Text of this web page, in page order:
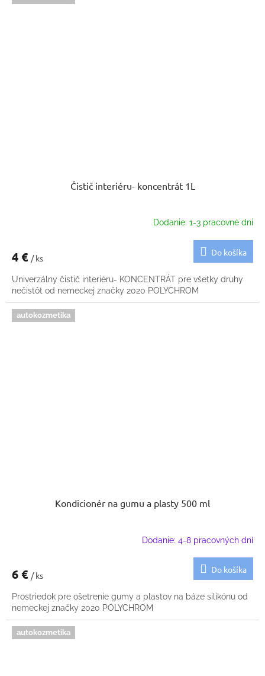
Čistič interiéru- koncentrát 1L
Dodanie: 1-3 pracovné dni
4 € / ks
Do košíka
Univerzálny čistič interiéru- KONCENTRÁT pre všetky druhy
nečistôt od nemeckej značky 2020 POLYCHROM
autokozmetika
Kondicionér na gumu a plasty 500 ml
Dodanie: 4-8 pracovných dní
6 € / ks
Do košíka
Prostriedok pre ošetrenie gumy a plastov na báze silikónu od
nemeckej značky 2020 POLYCHROM
autokozmetika